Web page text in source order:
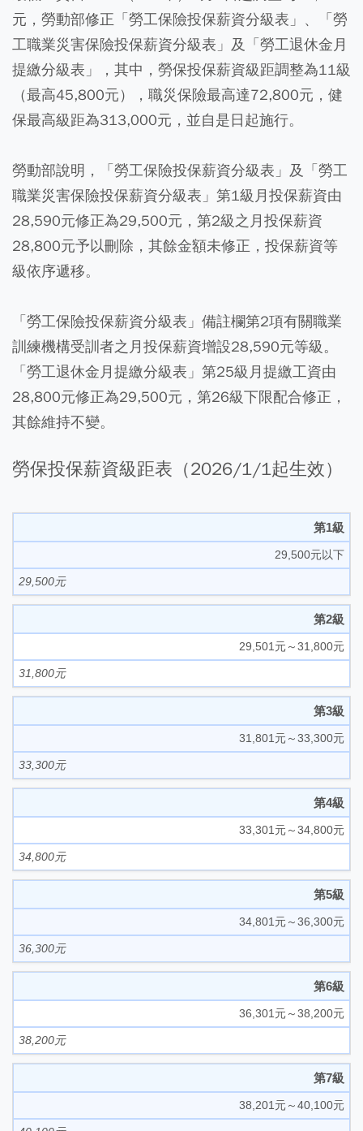
元，勞動部修正「勞工保險投保薪資分級表」、「勞
工職業災害保險投保薪資分級表」及「勞工退休金月
提繳分級表」，其中，勞保投保薪資級距調整為11級
（最高45,800元），職災保險最高達72,800元，健
保最高級距為313,000元，並自是日起施行。
勞動部說明，「勞工保險投保薪資分級表」及「勞工
職業災害保險投保薪資分級表」第1級月投保薪資由
28,590元修正為29,500元，第2級之月投保薪資
28,800元予以刪除，其餘金額未修正，投保薪資等
級依序遞移。
「勞工保險投保薪資分級表」備註欄第2項有關職業
訓練機構受訓者之月投保薪資增設28,590元等級。
「勞工退休金月提繳分級表」第25級月提繳工資由
28,800元修正為29,500元，第26級下限配合修正，
其餘維持不變。
勞保投保薪資級距表（2026/1/1起生效）
第1級
29,500元以下
29,500元
第2級
29,501元～31,800元
31,800元
第3級
31,801元～33,300元
33,300元
第4級
33,301元～34,800元
34,800元
第5級
34,801元～36,300元
36,300元
第6級
36,301元～38,200元
38,200元
第7級
38,201元～40,100元